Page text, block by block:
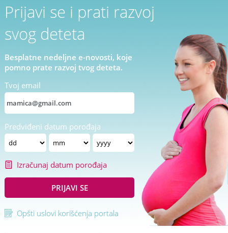
Prijavi se i prati razvoj
svog deteta
Besplatne nedeljne e-novosti, koje
pomno prate razvoj tvog deteta.
Tvoj email
Predviđeni datum porođaja
Izračunaj datum porođaja
PRIJAVI SE
Opšti uslovi korišćenja portala